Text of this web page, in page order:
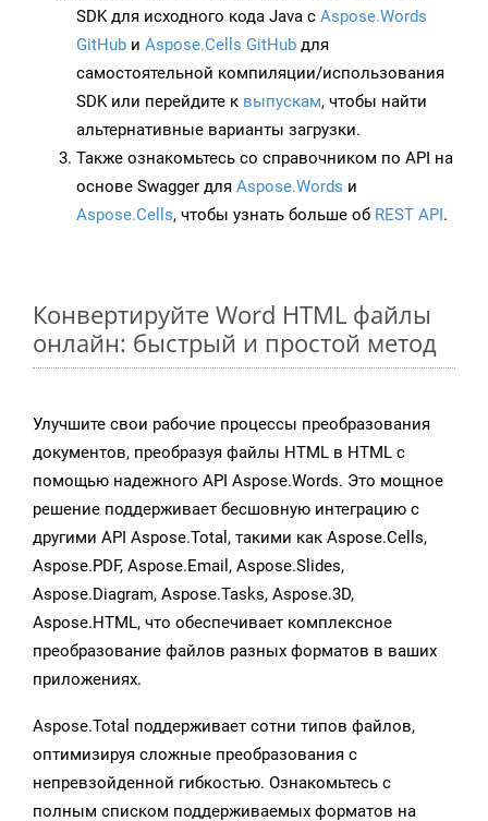
SDK для исходного кода Java с Aspose.Words
GitHub и Aspose.Cells GitHub для
самостоятельной компиляции/использования
SDK или перейдите к выпускам, чтобы найти
альтернативные варианты загрузки.
Также ознакомьтесь со справочником по API на
основе Swagger для Aspose.Words и
Aspose.Cells, чтобы узнать больше об REST API.
Конвертируйте Word HTML файлы
онлайн: быстрый и простой метод
Улучшите свои рабочие процессы преобразования
документов, преобразуя файлы HTML в HTML с
помощью надежного API Aspose.Words. Это мощное
решение поддерживает бесшовную интеграцию с
другими API Aspose.Total, такими как Aspose.Cells,
Aspose.PDF, Aspose.Email, Aspose.Slides,
Aspose.Diagram, Aspose.Tasks, Aspose.3D,
Aspose.HTML, что обеспечивает комплексное
преобразование файлов разных форматов в ваших
приложениях.
Aspose.Total поддерживает сотни типов файлов,
оптимизируя сложные преобразования с
непревзойденной гибкостью. Ознакомьтесь с
полным списком поддерживаемых форматов на